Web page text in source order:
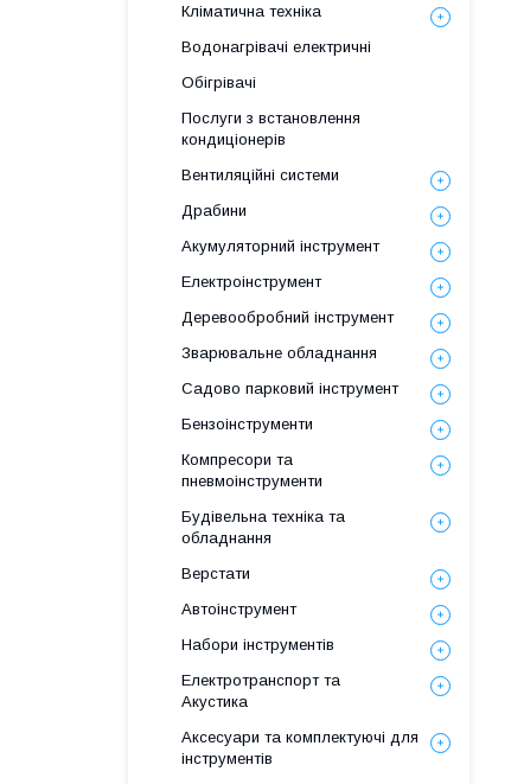
Кліматична техніка
Водонагрівачі електричні
Обігрівачі
Послуги з встановлення
кондиціонерів
Вентиляційні системи
Драбини
Акумуляторний інструмент
Електроінструмент
Деревообробний інструмент
Зварювальне обладнання
Садово парковий інструмент
Бензоінструменти
Компресори та
пневмоінструменти
Будівельна техніка та
обладнання
Верстати
Автоінструмент
Набори інструментів
Електротранспорт та
Акустика
Аксесуари та комплектуючі для
інструментів